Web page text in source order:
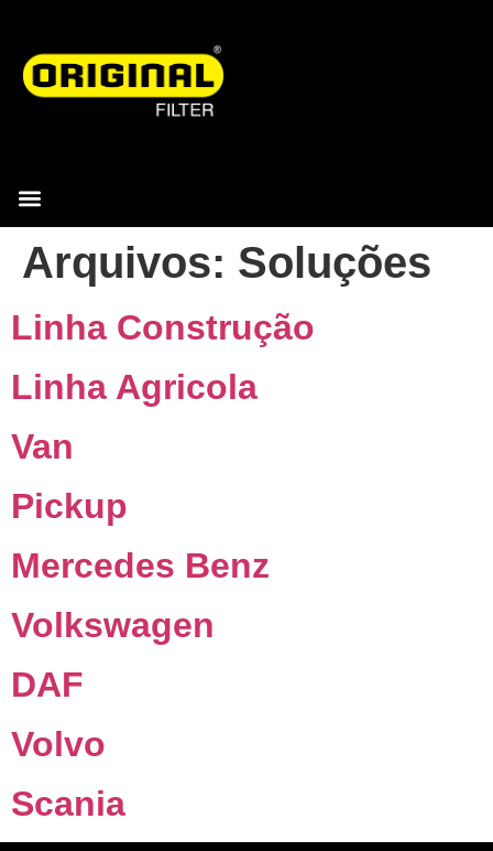
Arquivos: Soluções
Linha Construção
Linha Agricola
Van
Pickup
Mercedes Benz
Volkswagen
DAF
Volvo
Scania